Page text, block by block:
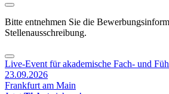
Bitte entnehmen Sie die
Stellenausschreibung.
Live-Event für akademische Fach- und
23.09.2026
Frankfurt am Main